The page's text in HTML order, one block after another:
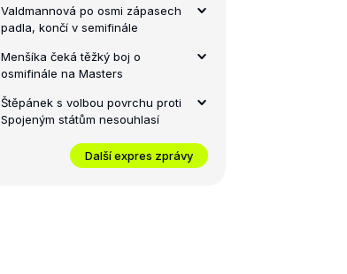
Valdmannová po osmi zápasech
padla, končí v semifinále
Menšíka čeká těžký boj o
osmifinále na Masters
Štěpánek s volbou povrchu proti
Spojeným státům nesouhlasí
Další expres zprávy